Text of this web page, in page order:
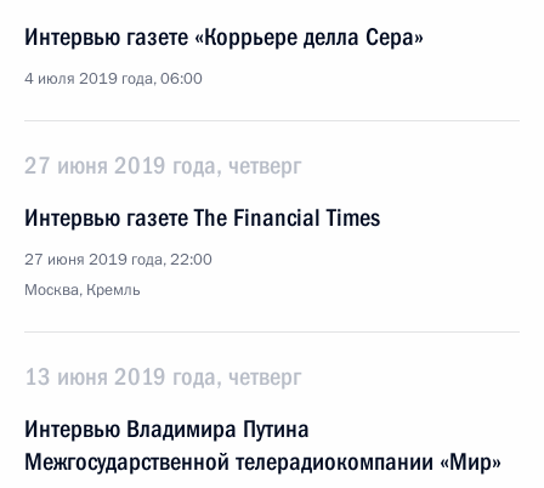
Интервью газете «Коррьере делла Сера»
4 июля 2019 года, 06:00
27 июня 2019 года, четверг
Интервью газете The Financial Times
27 июня 2019 года, 22:00
Москва, Кремль
13 июня 2019 года, четверг
Интервью Владимира Путина
Межгосударственной телерадиокомпании «Мир»